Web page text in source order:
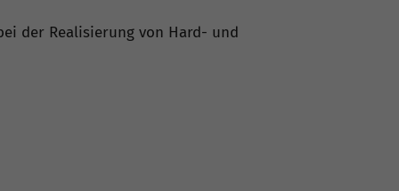
der Realisierung von Hard- und